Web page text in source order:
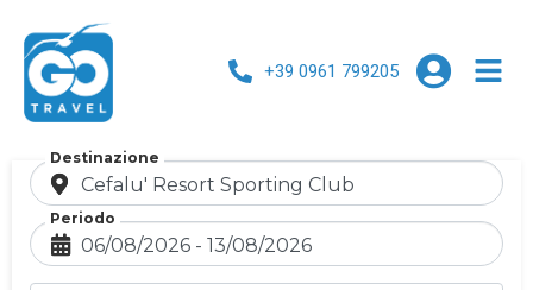
+39 0961 799205
Destinazione
Periodo